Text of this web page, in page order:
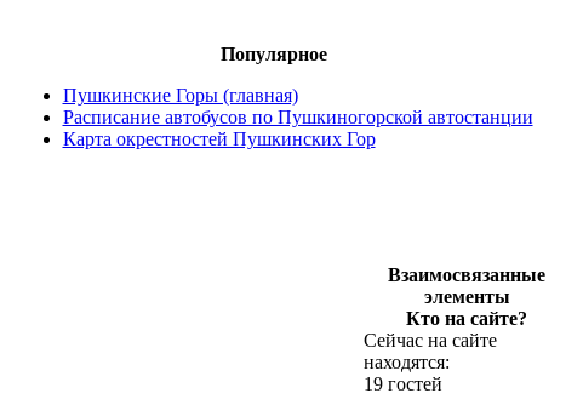
Популярное
Пушкинские Горы (главная)
Расписание автобусов по Пушкиногорской автостанции
Карта окрестностей Пушкинских Гор
Взаимосвязанные
элементы
Кто на сайте?
Сейчас на сайте
находятся:
19 гостей